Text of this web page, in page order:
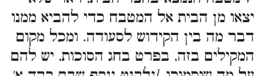
יצאו מן הבית אל המטבח כדי להביא ממנו
דבר מה בין הקידוש לסעודה. ומכל מקום
המקילים בזה, בפרט בחג הסוכות, יש להם